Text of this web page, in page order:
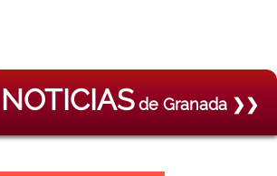
NOTICIASde Granada ❯❯